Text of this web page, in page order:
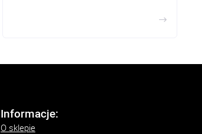
Informacje:
O sklepie